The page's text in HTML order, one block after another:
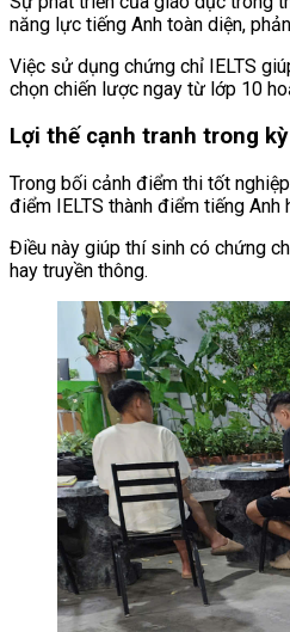
năng lực tiếng Anh toàn diện,
Việc sử dụng chứng chỉ IELTS
chọn chiến lược ngay từ lớp 10
Lợi thế cạnh tranh trong
Trong bối cảnh điểm thi tốt
điểm IELTS thành điểm tiếng
Điều này giúp thí sinh có chứng
hay truyền thông.